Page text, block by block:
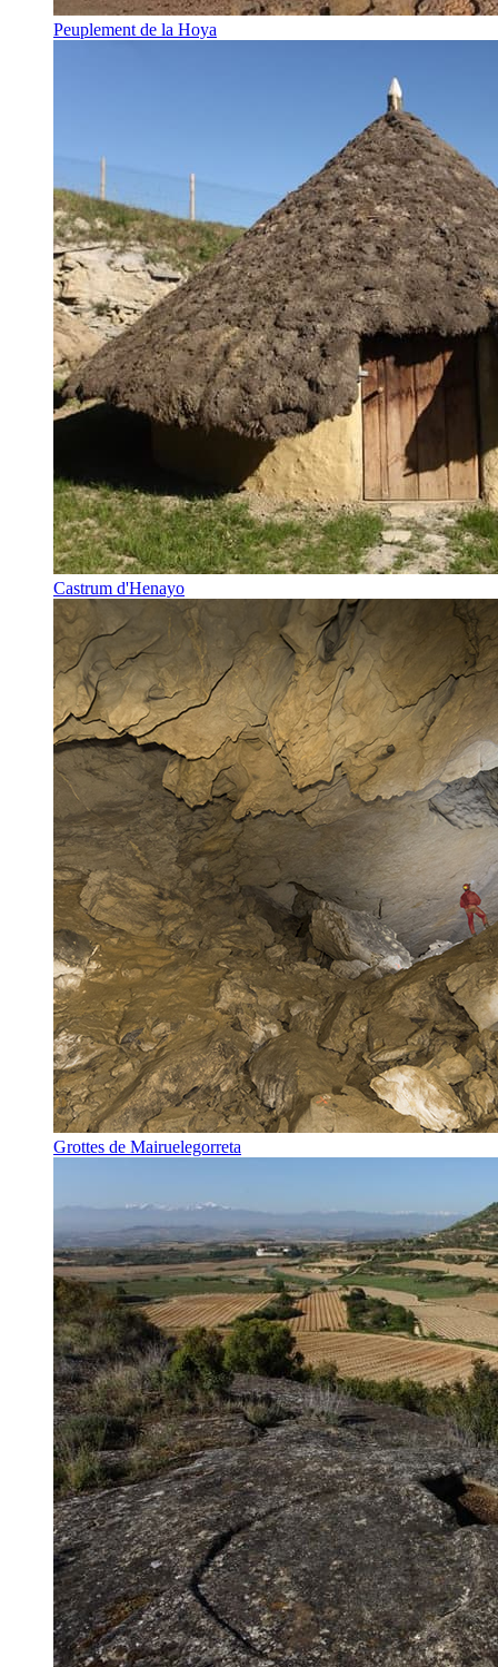
Peuplement de la Hoya
Castrum d'Henayo
Grottes de Mairuelegorreta